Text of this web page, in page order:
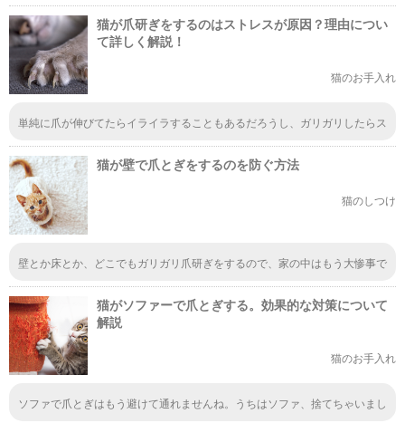
猫が爪研ぎをするのはストレスが原因？理由につい
て詳しく解説！
猫のお手入れ
単純に爪が伸びてたらイライラすることもあるだろうし、ガリガリしたらス
猫が壁で爪とぎをするのを防ぐ方法
猫のしつけ
壁とか床とか、どこでもガリガリ爪研ぎをするので、家の中はもう大惨事で
とってストレスにならないように意識をしていかなければなりませんね。
猫がソファーで爪とぎする。効果的な対策について
解説
猫のお手入れ
ソファで爪とぎはもう避けて通れませんね。うちはソファ、捨てちゃいまし